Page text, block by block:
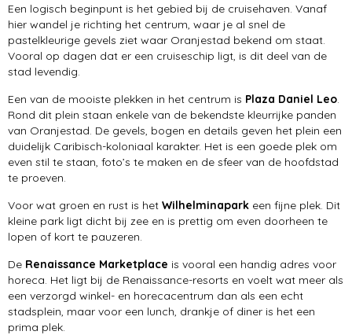
Een logisch beginpunt is het gebied bij de cruisehaven. Vanaf
hier wandel je richting het centrum, waar je al snel de
pastelkleurige gevels ziet waar Oranjestad bekend om staat.
Vooral op dagen dat er een cruiseschip ligt, is dit deel van de
stad levendig.
Een van de mooiste plekken in het centrum is Plaza Daniel Leo
Rond dit plein staan enkele van de bekendste kleurrijke panden
van Oranjestad. De gevels, bogen en details geven het plein een
duidelijk Caribisch-koloniaal karakter. Het is een goede plek om
even stil te staan, foto’s te maken en de sfeer van de hoofdstad
te proeven.
Voor wat groen en rust is het Wilhelminapark een fijne plek. Dit
kleine park ligt dicht bij zee en is prettig om even doorheen te
lopen of kort te pauzeren.
De Renaissance Marketplace is vooral een handig adres voor
horeca. Het ligt bij de Renaissance-resorts en voelt wat meer als
een verzorgd winkel- en horecacentrum dan als een echt
stadsplein, maar voor een lunch, drankje of diner is het een
prima plek.